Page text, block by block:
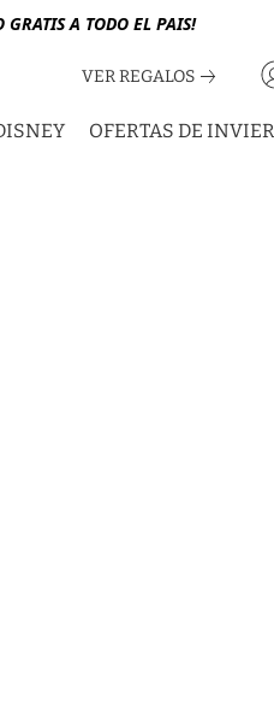
GRATIS A TODO EL PAIS!
VER REGALOS
OFERTAS DE